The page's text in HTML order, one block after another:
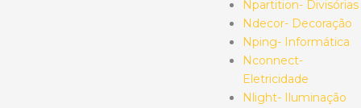
Npartition- Divisórias
Ndecor- Decoração
Nping- Informática
Nconnect-
Eletricidade
Nlight- Iluminação